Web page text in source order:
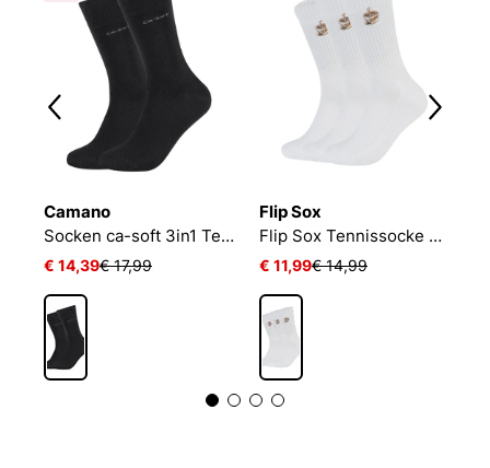
Camano
Socken ca-soft 3in1 Tencel Wolle Bambus
€ 14,39€ 17,99
Flip Sox
Flip Sox Tennissocke mit Motiv Flip Sox Tennissocke mit Motiv
€ 11,99€ 14,99